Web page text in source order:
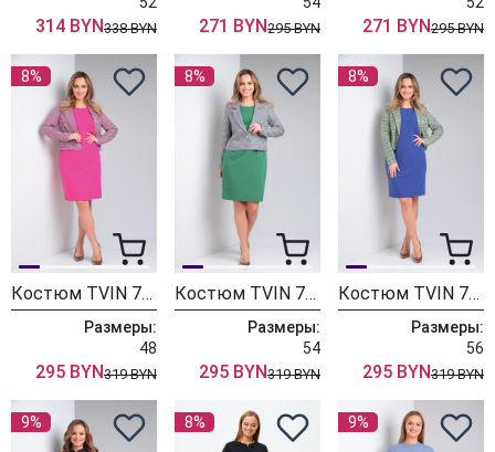
314 BYN338 BYN 271 BYN295 BYN 271 BYN295 BYN
8%
Костюм TVIN 7688 розовый
Размеры:
48
295 BYN319 BYN
8%
Костюм TVIN 7688 зеленый
Размеры:
54
295 BYN319 BYN
8%
Костюм TVIN 7688 василек
Размеры:
56
295 BYN319 BYN
9% 8% 9%